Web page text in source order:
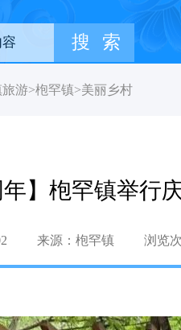
旅游>枹罕镇>美丽乡村
年】枹罕镇举行
来源：枹罕镇 浏览